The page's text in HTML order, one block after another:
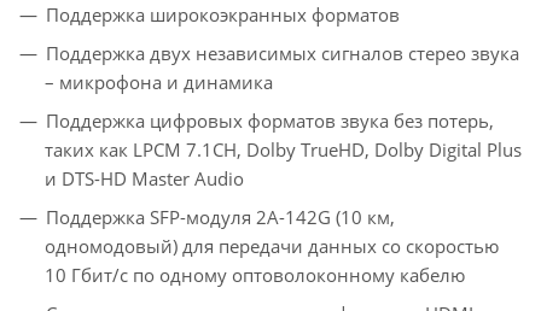
Поддержка широкоэкранных форматов
Поддержка двух независимых сигналов стерео звука
– микрофона и динамика
Поддержка цифровых форматов звука без потерь,
таких как LPCM 7.1CH, Dolby TrueHD, Dolby Digital Plus
и DTS-HD Master Audio
Поддержка SFP-модуля 2A-142G (10 км,
одномодовый) для передачи данных со скоростью
10 Гбит/с по одному оптоволоконному кабелю